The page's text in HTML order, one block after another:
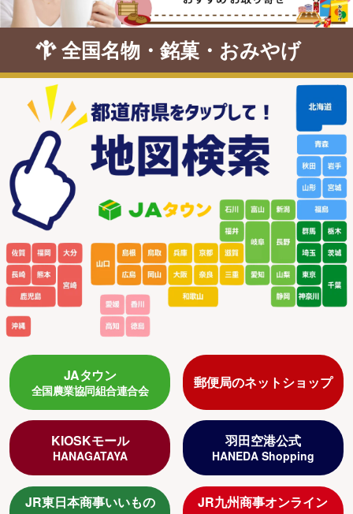
全国名物・銘菓・おみやげ
JAタウン
全国農業協同組合連合会 郵便局のネットショップ
KIOSKモール
HANAGATAYA
羽田空港公式
HANEDA Shopping
JR東日本商事いいもの
JR九州商事オンライン